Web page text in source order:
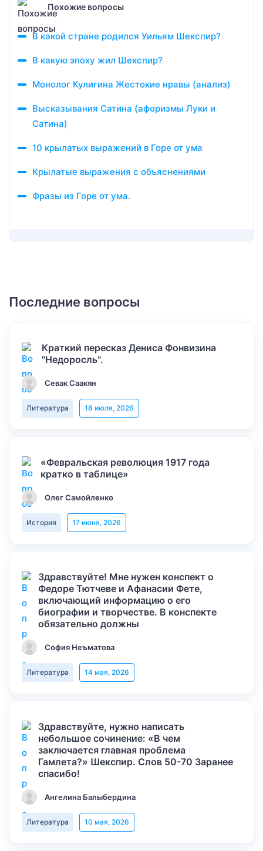
Похожие вопросы
В какой стране родился Уильям Шекспир?
В какую эпоху жил Шекспир?
Монолог Кулигина Жестокие нравы (анализ)
Высказывания Сатина (афоризмы Луки и
Сатина)
10 крылатых выражений в Горе от ума
Крылатые выражения с объяснениями
Фразы из Горе от ума.
Последние вопросы
Краткий пересказ Дениса Фонвизина
"Недоросль".
Севак Саакян
Литература 18 июля, 2026
«Февральская революция 1917 года
кратко в таблице»
Олег Самойленко
История 17 июня, 2026
Здравствуйте! Мне нужен конспект о
Федоре Тютчеве и Афанасии Фете,
включающий информацию о его
биографии и творчестве. В конспекте
обязательно должны
София Неъматова
Литература 14 мая, 2026
Здравствуйте, нужно написать
небольшое сочинение: «В чем
заключается главная проблема
Гамлета?» Шекспир. Слов 50-70 Заранее
спасибо!
Ангелина Балыбердина
Литература 10 мая, 2026